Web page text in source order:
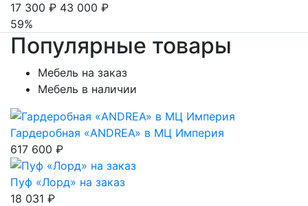
17 300 ₽ 43 000 ₽
59%
Популярные товары
Мебель на заказ
Мебель в наличии
Гардеробная «ANDREA» в МЦ Империя
617 600 ₽
Пуф «Лорд» на заказ
18 031 ₽